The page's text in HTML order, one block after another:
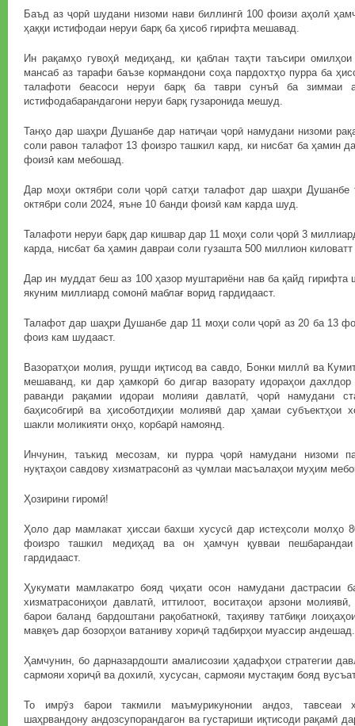
Баъд аз ҷорӣ шудани низоми нави биллингӣ 100 фоизи аҳолӣ
ҳаққи истифодаи неруи барқ ба ҳисоб гирифта мешавад.
Ин рақамҳо гувоҳӣ медиҳанд, ки қаблан таҳти таъсири
мансаб аз тарафи баъзе кормандони соҳа пардохтҳо пурра ба
талафоти беасоси неруи барқ ба таври сунъӣ ба зиммаи
истифодабарандагони неруи барқ гузаронида мешуд.
Танҳо дар шаҳри Душанбе дар натиҷаи ҷорӣ намудани низоми
соли равон талафот 13 фоизро ташкил кард, ки нисбат ба ҳамин
фоизӣ кам мебошад.
Дар моҳи октябри соли ҷорӣ сатҳи талафот дар шаҳри
октябри соли 2024, яъне 10 банди фоизӣ кам карда шуд.
Талафоти неруи барқ дар кишвар дар 11 моҳи соли ҷорӣ 3
карда, нисбат ба ҳамин давраи соли гузашта 500 миллион
Дар ин муддат беш аз 100 ҳазор муштариёни нав ба қайд гирифта
якуним миллиард сомонӣ маблағ ворид гардидааст.
Талафот дар шаҳри Душанбе дар 11 моҳи соли ҷорӣ аз 20 ба 13
фоиз кам шудааст.
Вазоратҳои молия, рушди иқтисод ва савдо, Бонки миллӣ ва
мешаванд, ки дар ҳамкорӣ бо дигар вазорату идораҳои
раванди рақамии идораи молияи давлатӣ, ҷорӣ намудани
баҳисобгирӣ ва ҳисоботдиҳии молиявӣ дар ҳамаи субъектҳои
шакли моликияти онҳо, корбарӣ намоянд.
Инчунин, таъкид месозам, ки пурра ҷорӣ намудани низоми
нуқтаҳои савдову хизматрасонӣ аз ҷумлаи масъалаҳои муҳим
Ҳозирини гиромӣ!
Ҳоло дар мамлакат ҳиссаи бахши хусусӣ дар истеҳсоли молҳо
фоизро ташкил медиҳад ва он ҳамчун қувваи
гардидааст.
Ҳукумати мамлакатро бояд ҷиҳати осон намудани дастрасии
хизматрасониҳои давлатӣ, иттилоот, воситаҳои арзони
барои баланд бардоштани рақобатнокӣ, таҳияву татбиқи
мавқеъ дар бозорҳои ватаниву хориҷӣ тадбирҳои муассир андешад.
Ҳамчунин, бо дарназардошти амалисозии ҳадафҳои стратегии
сармояи хориҷӣ ва дохилӣ, хусусан, сармояи мустақим бояд
То имрӯз барои такмили маъмурикунонии андоз, тавсеаи
шаҳрвандону андозсупорандагон ва густариши иқтисоди рақамӣ